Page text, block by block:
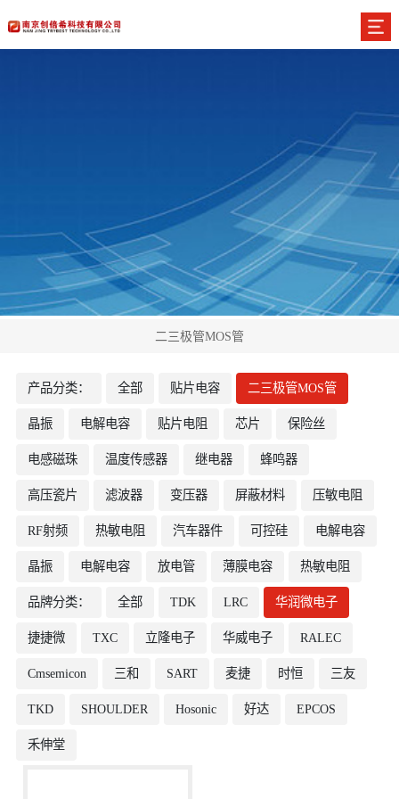
二三极管MOS管
产品分类： 全部 贴片电容 二三极管MOS管
晶振 电解电容 贴片电阻 芯片 保险丝
电感磁珠 温度传感器 继电器 蜂鸣器
高压瓷片 滤波器 变压器 屏蔽材料 压敏电阻
RF射频 热敏电阻 汽车器件 可控硅 电解电容
晶振 电解电容 放电管 薄膜电容 热敏电阻
品牌分类： 全部 TDK LRC 华润微电子
捷捷微 TXC 立隆电子 华威电子 RALEC
Cmsemicon 三和 SART 麦捷 时恒 三友
TKD SHOULDER Hosonic 好达 EPCOS
禾伸堂